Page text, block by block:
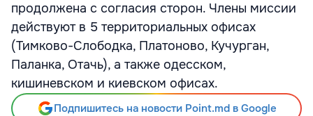
продолжена с согласия сторон. Члены миссии
действуют в 5 территориальных офисах
(Тимково-Слободка, Платоново, Кучурган,
Паланка, Отачь), а также одесском,
кишиневском и киевском офисах.
Подпишитесь на новости Point.md в Google